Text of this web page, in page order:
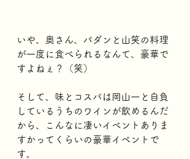
いや、奥さん、パダンと山笑の料理
が一度に食べられるなんて、豪華で
すよねぇ？（笑）
そして、味とコスパは岡山一と自負
しているうちのワインが飲めるんだ
から、こんなに凄いイベントありま
すかってくらいの豪華イベントで
す。